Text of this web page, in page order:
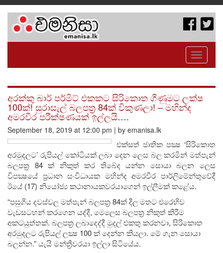
Toggle
අරක්කු බාර් පර්මිට් එකකට සිරිකොත ගිණුමට ලක්ෂ
100ක්! සුරාසැල් බලපත්‍ර 84ක් විකුණලා! – මහින්ද
අමරවීර පරීක්ෂණයක් ඉල්ලයි….
September 18, 2019 at 12:00 pm | by emanisa.lk
එක්සත් ජාතික පක්‍ෂ ‘සිරිකොත
අරමුදලට’ රුපියල් කෝටියක් ලබා දෙන ලෙස බල කරමින් මත්පැන්
බලපත‍්‍ර 84 ක් නිකුත් කර තිබේද යන්න සොයා බලන ලෙස
විපක්‍ෂයේ ප‍්‍රධාන සංවිධායක මහින්ද අමරවීර පාර්ලිමේන්තුවේදී
ඊයේ (17) නියෝජ්‍ය කථානායකවරයාගෙන් ඉල්ලීමක් කළේය.
“පසුගිය දවස්වල මත්පැන් බලපත‍්‍ර 84ක් දීල මතට එරෙහිව
වැඩසටහන් කරගෙන යද්දී, මෙලෙස බලපත‍්‍ර නිකුත් කිරීම
අකටයුත්තක්. බලපත‍්‍ර ලබාදෙද්දී මුදල් එකතු කරනවා, සිරිකොත
අරමුදලට රුපියල් ලක්‍ෂ 100 ක් දෙන්න කියලා. මේ ගැන සොයා
බලන්න.” යැයි මන්ත්‍රීවරයා ඉල්ලා සිටියේය.